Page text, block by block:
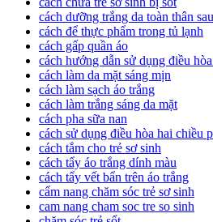
cách dưỡng trắng da toàn thân
cách để thực phẩm trong tủ lạnh
cách gấp quần áo
cách hướng dẫn sử dụng điều
cách làm da mặt sáng mịn
cách làm sạch áo trắng
cách làm trắng sáng da mặt
cách pha sữa nan
cách sử dụng điều hòa hai chiều
cách tắm cho trẻ sơ sinh
cách tẩy áo trắng dính màu
cách tẩy vết bẩn trên áo trắng
cẩm nang chăm sóc trẻ sơ sinh
cam nang cham soc tre so sinh